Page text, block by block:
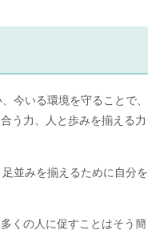
今いる環境を守ることで、
う力、人と歩みを揃える力
並みを揃えるために自分を
くの人に促すことはそう簡